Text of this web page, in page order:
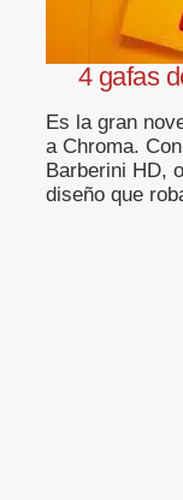
4 gafas
Es la gran
a Chroma.
Barberini HD,
diseño que